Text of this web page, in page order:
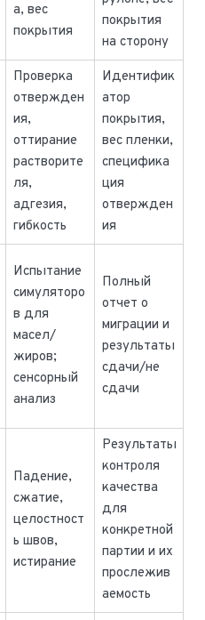
а, вес
покрытия
покрытия
на сторону
Проверка
отвержден
ия,
оттирание
растворите
ля,
адгезия,
гибкость
Идентифик
атор
покрытия,
вес пленки,
специфика
ция
отвержден
ия
Испытание
симуляторо
в для
масел/
жиров;
сенсорный
анализ
Полный
отчет о
миграции и
результаты
сдачи/не
сдачи
Падение,
сжатие,
целостност
ь швов,
истирание
Результаты
контроля
качества
для
конкретной
партии и их
прослежив
аемость